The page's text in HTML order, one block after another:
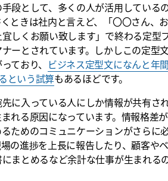
段として、多くの人が活用している
ときは社内と言えど、「〇〇さん、
しくお願い致します」で終わる定型
ーとされています。しかしこの定型
ており、
ビジネス定型文になんと年間
という試算もあるほどです。
に入っている人にしか情報が共有さ
れる原因になっています。情報格差
ためのコミュニケーションがさらに
の進捗を上長に報告したり、顧客や
まとめるなど余計な仕事が生まれる